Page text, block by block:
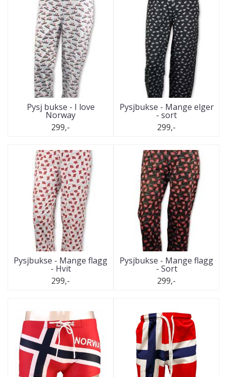
Pysj bukse - I love
Norway
299,-
Pysjbukse - Mange elger
- sort
299,-
Pysjbukse - Mange flagg
- Hvit
299,-
Pysjbukse - Mange flagg
- Sort
299,-